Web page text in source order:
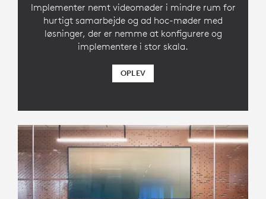
Implementer nemt videomøder i mindre rum for
hurtigt samarbejde og ad hoc-møder med
løsninger, der er nemme at konfigurere og
implementere i stor skala.
OPLEV